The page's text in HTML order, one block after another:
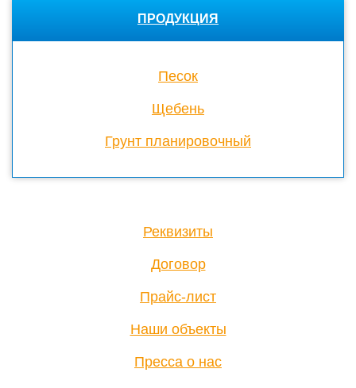
ПРОДУКЦИЯ
Песок
Щебень
Грунт планировочный
Реквизиты
Договор
Прайс-лист
Наши объекты
Пресса о нас